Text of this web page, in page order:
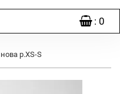
: 0
р.XS-S